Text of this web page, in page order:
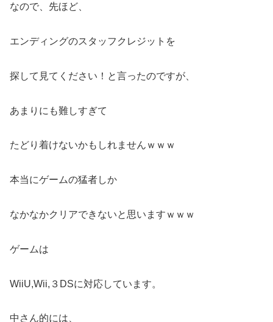
なので、先ほど、
エンディングのスタッフクレジットを
探して見てください！と言ったのですが、
あまりにも難しすぎて
たどり着けないかもしれませんｗｗｗ
本当にゲームの猛者しか
なかなかクリアできないと思いますｗｗｗ
ゲームは
WiiU,Wii,３DSに対応しています。
中さん的には、